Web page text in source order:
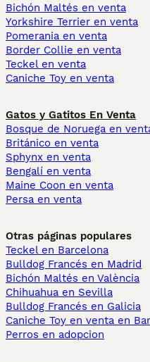
Bichón Maltés en venta
Yorkshire Terrier en venta
Pomerania en venta
Border Collie en venta
Teckel en venta
Caniche Toy en venta
Gatos y Gatitos En Venta
Bosque de Noruega en
Británico en venta
Sphynx en venta
Bengalí en venta
Maine Coon en venta
Persa en venta
Otras páginas populares
Teckel en Barcelona
Bulldog Francés en Madrid
Bichón Maltés en València
Chihuahua en Sevilla
Bulldog Francés en Galicia
Caniche Toy en venta en
Perros en adopcion